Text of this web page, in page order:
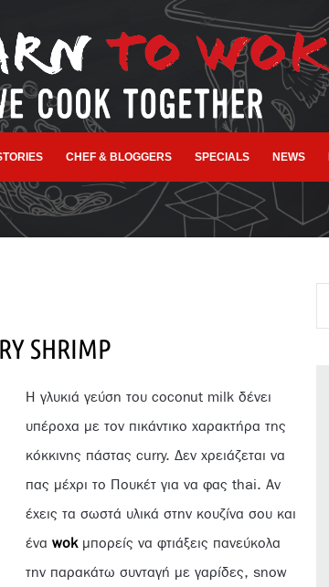
CHEF & BLOGGERS SPECIALS NEWS
SHRIMP
Η γλυκιά γεύση του coconut milk δένει
υπέροχα με τον πικάντικο χαρακτήρα της
κόκκινης πάστας curry. Δεν χρειάζεται να
πας μέχρι το Πουκέτ για να φας thai. Αν
έχεις τα σωστά υλικά στην κουζίνα σου και
έναwokμπορείς να φτιάξεις πανεύκολα
την παρακάτω συνταγή με γαρίδες, snow